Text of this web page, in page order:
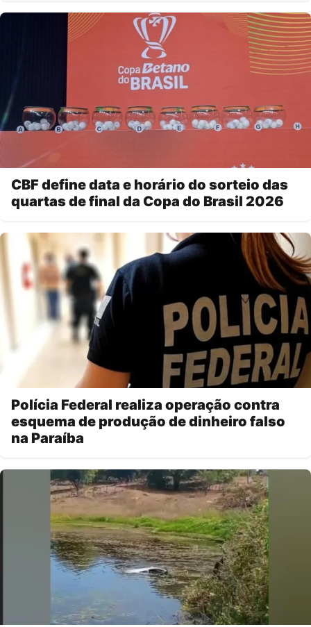
CBF define data e horário do sorteio das
quartas de final da Copa do Brasil 2026
Polícia Federal realiza operação contra
esquema de produção de dinheiro falso
na Paraíba